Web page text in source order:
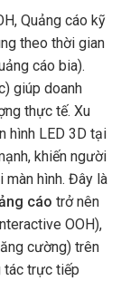
Quảng cáo kỹ
theo thời gian
cáo bia).
giúp doanh
thực tế. Xu
hình LED 3D tại
khiến người
màn hình. Đây là
cáo trở nên
OOH),
cường) trên
tác trực tiếp